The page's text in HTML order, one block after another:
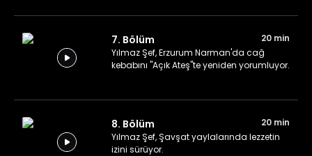
7. Bölüm
20 min
Yılmaz Şef, Erzurum Narman'da cağ
kebabını "Açık Ateş"te yeniden yorumluyor.
8. Bölüm
20 min
Yılmaz Şef, Şavşat yaylalarında lezzetin
izini sürüyor.